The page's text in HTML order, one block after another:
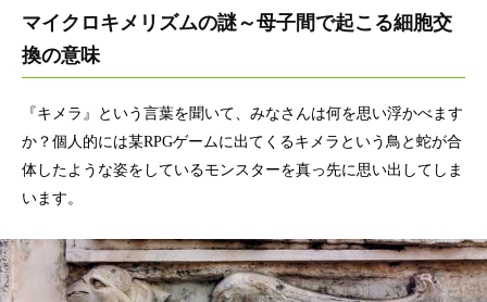
マイクロキメリズムの謎～母子間で起こる細胞交
換の意味
『キメラ』という言葉を聞いて、みなさんは何を思い浮かべます
か？個人的には某RPGゲームに出てくるキメラという鳥と蛇が合
体したような姿をしているモンスターを真っ先に思い出してしま
います。